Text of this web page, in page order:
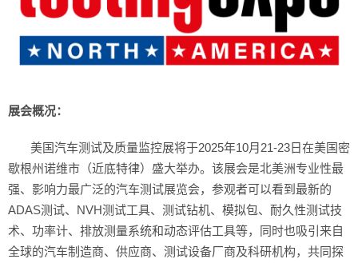
展会概况：
美国汽车测试及质量监控展将于2025年10月21-23日在美国密
歇根州诺维市（近底特律）盛大举办。该展会是北美洲专业性最
强、影响力最广泛的汽车测试展览会，参观者可以看到最新的
ADAS测试、NVH测试工具、测试钻机、模拟包、耐久性测试技
术、功率计、排放测量系统和动态评估工具等，同时也吸引来自
全球的汽车制造商、供应商、测试设备厂商及科研机构，共同探